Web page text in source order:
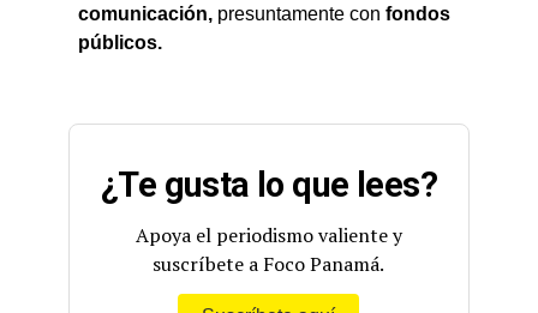
comunicación, presuntamente con fondos
públicos.
¿Te gusta lo que lees?
Apoya el periodismo valiente y
suscríbete a Foco Panamá.